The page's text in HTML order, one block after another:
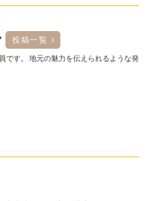
投稿一覧
です。 地元の魅力を伝えられるような発